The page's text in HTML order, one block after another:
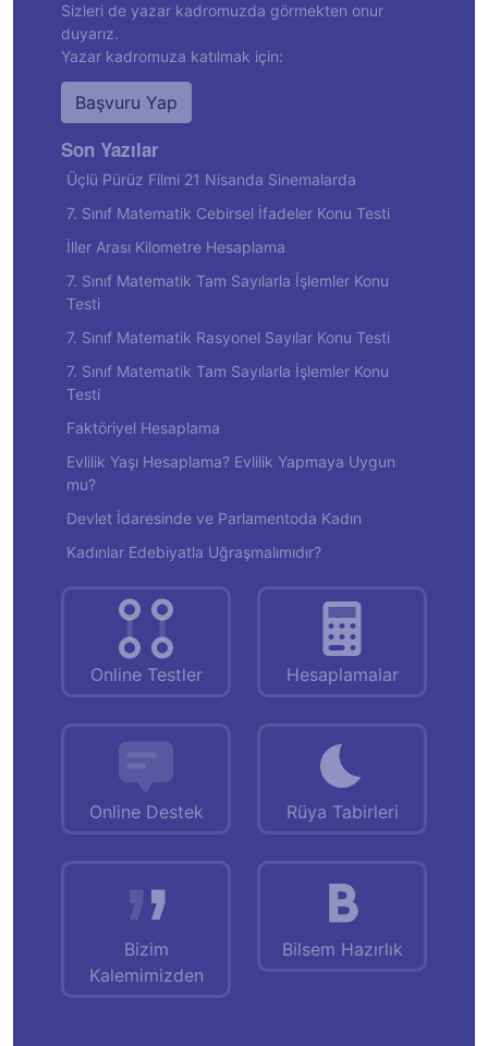
Sizleri de yazar kadromuzda görmekten onur
duyarız.
Yazar kadromuza katılmak için:
Başvuru Yap
Son Yazılar
Üçlü Pürüz Filmi 21 Nisanda Sinemalarda
7. Sınıf Matematik Cebirsel İfadeler Konu Testi
İller Arası Kilometre Hesaplama
7. Sınıf Matematik Tam Sayılarla İşlemler Konu
Testi
7. Sınıf Matematik Rasyonel Sayılar Konu Testi
7. Sınıf Matematik Tam Sayılarla İşlemler Konu
Testi
Faktöriyel Hesaplama
Evlilik Yaşı Hesaplama? Evlilik Yapmaya Uygun
mu?
Devlet İdaresinde ve Parlamentoda Kadın
Kadınlar Edebiyatla Uğraşmalımıdır?
Online Testler Hesaplamalar
Online Destek Rüya Tabirleri
Bizim
Kalemimizden
Bilsem Hazırlık